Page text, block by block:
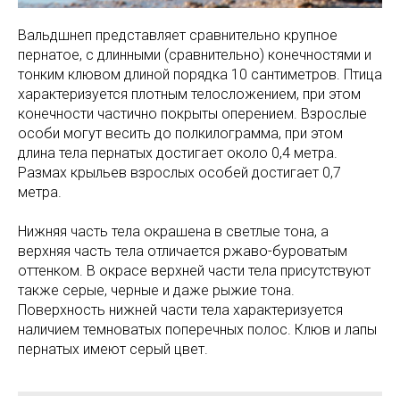
Вальдшнеп представляет сравнительно крупное
пернатое, с длинными (сравнительно) конечностями и
тонким клювом длиной порядка 10 сантиметров. Птица
характеризуется плотным телосложением, при этом
конечности частично покрыты оперением. Взрослые
особи могут весить до полкилограмма, при этом
длина тела пернатых достигает около 0,4 метра.
Размах крыльев взрослых особей достигает 0,7
метра.
Нижняя часть тела окрашена в светлые тона, а
верхняя часть тела отличается ржаво-буроватым
оттенком. В окрасе верхней части тела присутствуют
также серые, черные и даже рыжие тона.
Поверхность нижней части тела характеризуется
наличием темноватых поперечных полос. Клюв и лапы
пернатых имеют серый цвет.